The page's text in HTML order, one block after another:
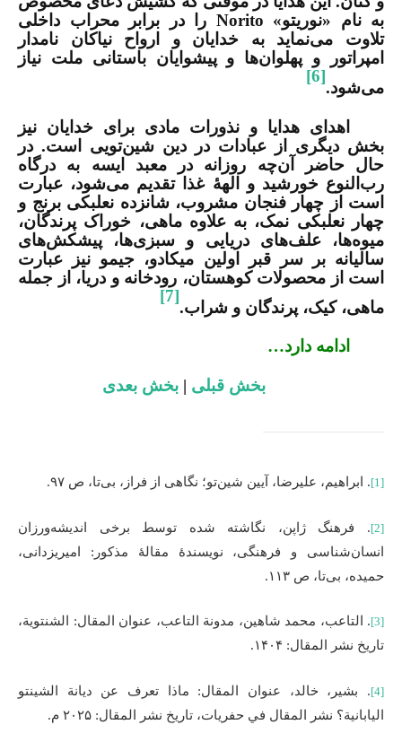
به نام «نوریتو» Norito را در برابر محراب داخلی
تلاوت می‌نماید به خدایان و ارواح نیاکان نامدار
امپراتور و پهلوان‌ها و پیشوایان باستانی ملت نیاز
می‌شود.
[6]
اهدای هدایا و نذورات مادی برای خدایان نیز
بخش دیگری از عبادات در دین شین‌تویی است. در
حال حاضر آن‌چه روزانه در معبد ایسه به درگاه
رب‌النوع خورشید و الهۀ غذا تقدیم می‌شود، عبارت
است از چهار فنجان مشروب، شانزده نعلبکی برنج و
چهار نعلبکی نمک، به علاوه ماهی، خوراک پرندگان،
میوه‌ها، علف‌های دریایی و سبزی‌ها، پیشکش‌های
سالیانه بر سر قبر اولین میکادو، جیمو نیز عبارت
است از محصولات کوهستان، رودخانه و دریا، از جمله
ماهی، کیک، پرندگان و شراب.
[7]
ادامه دارد…
بخش قبلی |بخش بعدی
[1]. ابراهیم، علیرضا، آیین شین‌تو؛ نگاهی از فراز، بی‌تا، ص ۹۷.
[2]. فرهنگ ژاپن، نگاشته شده توسط برخی اندیشه‌ورزان
انسان‌شناسی و فرهنگی، نویسندۀ مقالۀ مذکور: امیریزدانی،
حمیده، بی‌تا، ص ۱۱۳.
[3]. التاعب، محمد شاهین، مدونة التاعب، عنوان المقال: الشنتویة،
تاریخ نشر المقال: ۱۴۰۴.
[4]. بشیر، خالد، عنوان‌ المقال: ماذا تعرف عن دیانة الشینتو
الیابانیة؟ نشر المقال في حفریات، تاریخ نشر المقال: ۲۰۲۵ م.